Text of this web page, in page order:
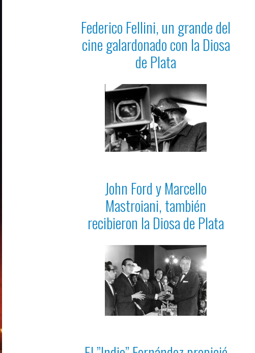
Federico Fellini, un grande del
cine galardonado con la Diosa
de Plata
John Ford y Marcello
Mastroiani, también
recibieron la Diosa de Plata